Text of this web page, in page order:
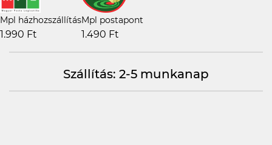
Mpl házhozszállítás
1.990 Ft
Mpl postapont
1.490 Ft
Szállítás: 2-5 munkanap